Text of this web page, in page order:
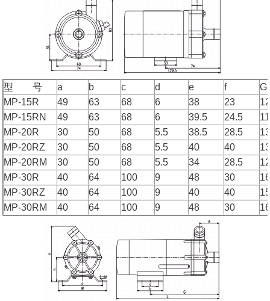
型 号 a b c d e f
G
MP-15R
49 63 68 6 38 23
MP-15RN
49 63 68 6 39.5 24.5
MP-20R
30 50 68 5.5 38.5 28.5
MP-20RZ
30 50 68 5.5 40 40
MP-20RM
30 50 68 5.5 34 28.5
MP-30R
40 64 100 9 48 30
MP-30RZ
40 64 100 9 40 40
MP-30RM
40 64 100 9 48 30